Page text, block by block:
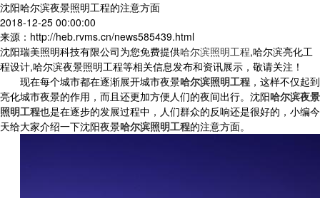
沈阳哈尔滨夜景照明工程的注意方面
2018-12-25 00:00:00
来源：http://heb.rvms.cn/news585439.html
沈阳瑞美照明科技有限公司为您免费提供哈尔滨照明工程,哈尔滨亮化工
程设计,哈尔滨夜景照明工程等相关信息发布和资讯展示，敬请关注！
现在每个城市都在逐渐展开城市夜景哈尔滨照明工程 ，这样不仅起到
亮化城市夜景的作用，而且还更加方便人们的夜间出行。沈阳哈尔滨夜景
照明工程也是在逐步的发展过程中，人们群众的反响还是很好的，小编今
天给大家介绍一下沈阳夜景哈尔滨照明工程的注意方面。